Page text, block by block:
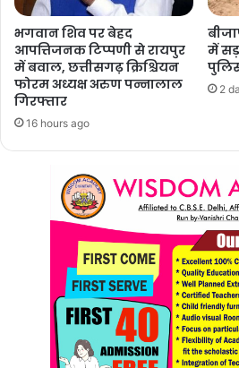
भगवान शिव पर बेहद
आपत्तिजनक टिप्पणी से रायपुर
में बवाल, छत्तीसगढ़ क्रिश्चियन
फोरम अध्यक्ष अरुण पन्नालाल
गिरफ्तार
16 hours ago
में
2